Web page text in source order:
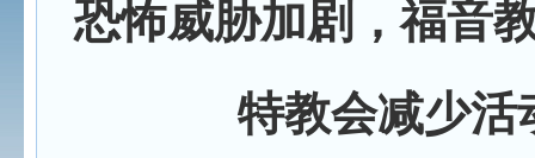
恐怖威胁加剧，福音
特教会减少活